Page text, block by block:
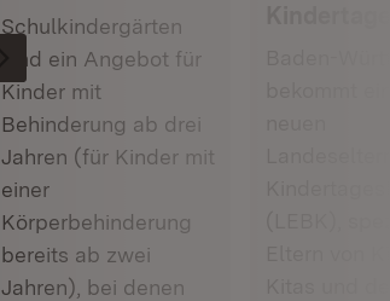
Schulkindergärten
sind ein Angebot für
Kinder mit
Behinderung ab drei
Jahren (für Kinder mit
einer
Körperbehinderung
bereits ab zwei
Jahren), bei denen